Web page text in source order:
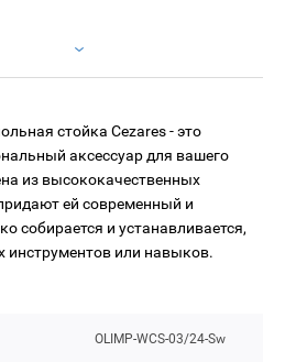
стойка Cezares - это
аксессуар для вашего
из высококачественных
ей современный и
собирается и устанавливается,
инструментов или навыков.
OLIMP-WCS-03/24-Sw